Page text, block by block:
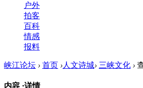
户外
拍客
百科
情感
报料
峡江论坛 › 首页 ›人文诗城› 三峡文化 ›
内容 ·详情